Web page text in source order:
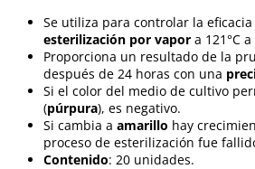
Se utiliza para controlar la eficacia
esterilización por vapor a 121°C a
Proporciona un resultado de la
después de 24 horas con una
Si el color del medio de cultivo
(púrpura), es negativo.
Si cambia a amarillo hay
proceso de esterilización fue
Contenido: 20 unidades.